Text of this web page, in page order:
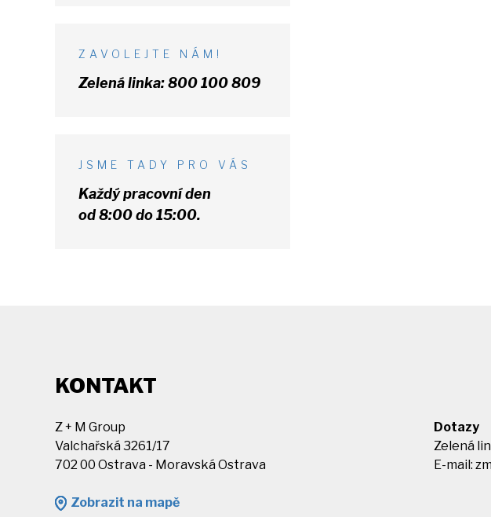
ZAVOLEJTE NÁM!
Zelená linka:800 100 809
JSME TADY PRO VÁS
Každý pracovní den
od 8:00 do 15:00.
KONTAKT
Z + M Group
Valchařská 3261/17
702 00 Ostrava - Moravská Ostrava
Zobrazit na mapě
Dotazy
Zelená
E-mail: